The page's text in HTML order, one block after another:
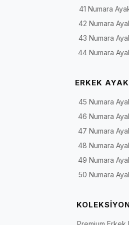
İş hayatı, toplantı,
düğün ve özel davet
Şehir yaşamı, ofis ve
Günlük tempo ve
sportif kombinler
Serin hava, sonbahar
ve kış koşulları
kombinleri
41 Numara
42 Numara
43 Numara
44 Numara
ERKEK
45 Numara
46 Numara
47 Numara
48 Numara
49 Numara
50 Numara